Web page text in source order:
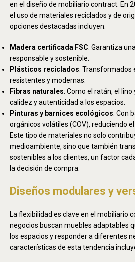
en el diseño de mobiliario contract. En
el uso de materiales reciclados y de
opciones destacadas incluyen:
Madera certificada FSC: Garantiza
responsable y sostenible.
Plásticos reciclados: Transformados
resistentes y modernas.
Fibras naturales: Como el ratán, el
calidez y autenticidad a los espacios.
Pinturas y barnices ecológicos: Con
orgánicos volátiles (COV), reduciendo
Este tipo de materiales no solo
medioambiente, sino que también
sostenibles a los clientes, un factor
la decisión de compra.
Diseños modulares y
La flexibilidad es clave en el mobiliario
negocios buscan muebles adaptables
los espacios y responder a diferentes
características de esta tendencia